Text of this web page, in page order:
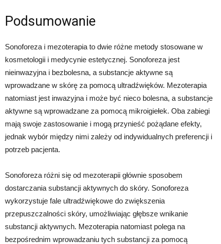
Podsumowanie
Sonoforeza i mezoterapia to dwie różne metody stosowane w
kosmetologii i medycynie estetycznej. Sonoforeza jest
nieinwazyjna i bezbolesna, a substancje aktywne są
wprowadzane w skórę za pomocą ultradźwięków. Mezoterapia
natomiast jest inwazyjna i może być nieco bolesna, a substancje
aktywne są wprowadzane za pomocą mikroigiełek. Oba zabiegi
mają swoje zastosowanie i mogą przynieść pożądane efekty,
jednak wybór między nimi zależy od indywidualnych preferencji i
potrzeb pacjenta.
Sonoforeza różni się od mezoterapii głównie sposobem
dostarczania substancji aktywnych do skóry. Sonoforeza
wykorzystuje fale ultradźwiękowe do zwiększenia
przepuszczalności skóry, umożliwiając głębsze wnikanie
substancji aktywnych. Mezoterapia natomiast polega na
bezpośrednim wprowadzaniu tych substancji za pomocą